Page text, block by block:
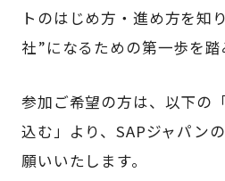
トのはじめ方・進め方を知
社”になるための第一歩を踏
参加ご希望の方は、以下の
込む」より、SAPジャパン
願いいたします。